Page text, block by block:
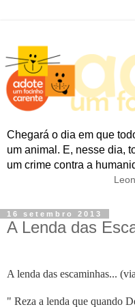
Chegará o dia em que
um animal. E, nesse dia,
um crime contra a
16 setembro 2013
A Lenda das
A lenda das escaminhas...
" Reza a lenda que quando